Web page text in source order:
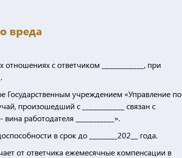
вреда
отношениях с ответчиком ____________, при
Государственным учреждением «Управление по
произошедший с ____________ связан с
работодателя ___________».
в срок до ________202__ года.
от ответчика ежемесячные компенсации в